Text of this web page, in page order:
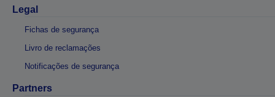
Legal
Fichas de segurança
Livro de reclamações
Notificações de segurança
Partners